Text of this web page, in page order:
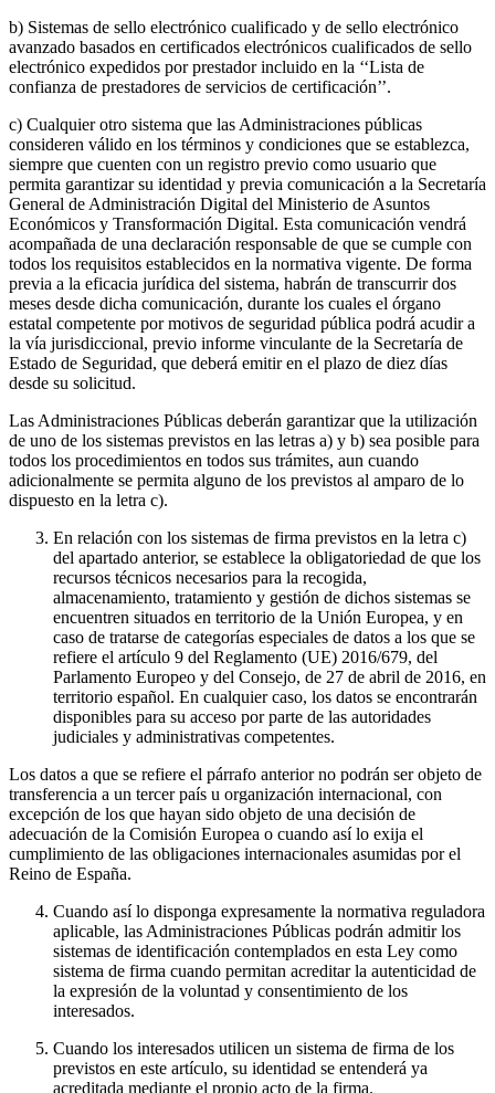
b) Sistemas de sello electrónico cualificado y de sello electrónico
avanzado basados en certificados electrónicos cualificados de sello
electrónico expedidos por prestador incluido en la ‘‘Lista de
confianza de prestadores de servicios de certificación’’.
c) Cualquier otro sistema que las Administraciones públicas
consideren válido en los términos y condiciones que se establezca,
siempre que cuenten con un registro previo como usuario que
permita garantizar su identidad y previa comunicación a la Secretaría
General de Administración Digital del Ministerio de Asuntos
Económicos y Transformación Digital. Esta comunicación vendrá
acompañada de una declaración responsable de que se cumple con
todos los requisitos establecidos en la normativa vigente. De forma
previa a la eficacia jurídica del sistema, habrán de transcurrir dos
meses desde dicha comunicación, durante los cuales el órgano
estatal competente por motivos de seguridad pública podrá acudir a
la vía jurisdiccional, previo informe vinculante de la Secretaría de
Estado de Seguridad, que deberá emitir en el plazo de diez días
desde su solicitud.
Las Administraciones Públicas deberán garantizar que la utilización
de uno de los sistemas previstos en las letras a) y b) sea posible para
todos los procedimientos en todos sus trámites, aun cuando
adicionalmente se permita alguno de los previstos al amparo de lo
dispuesto en la letra c).
En relación con los sistemas de firma previstos en la letra c)
del apartado anterior, se establece la obligatoriedad de que los
recursos técnicos necesarios para la recogida,
almacenamiento, tratamiento y gestión de dichos sistemas se
encuentren situados en territorio de la Unión Europea, y en
caso de tratarse de categorías especiales de datos a los que se
refiere el artículo 9 del Reglamento (UE) 2016/679, del
Parlamento Europeo y del Consejo, de 27 de abril de 2016, en
territorio español. En cualquier caso, los datos se encontrarán
disponibles para su acceso por parte de las autoridades
judiciales y administrativas competentes.
Los datos a que se refiere el párrafo anterior no podrán ser objeto de
transferencia a un tercer país u organización internacional, con
excepción de los que hayan sido objeto de una decisión de
adecuación de la Comisión Europea o cuando así lo exija el
cumplimiento de las obligaciones internacionales asumidas por el
Reino de España.
Cuando así lo disponga expresamente la normativa reguladora
aplicable, las Administraciones Públicas podrán admitir los
sistemas de identificación contemplados en esta Ley como
sistema de firma cuando permitan acreditar la autenticidad de
la expresión de la voluntad y consentimiento de los
interesados.
Cuando los interesados utilicen un sistema de firma de los
previstos en este artículo, su identidad se entenderá ya
acreditada mediante el propio acto de la firma.